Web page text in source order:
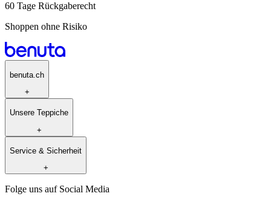
60 Tage Rückgaberecht
Shoppen ohne Risiko
benuta.ch
+
Unsere Teppiche
+
Service & Sicherheit
+
Folge uns auf Social Media